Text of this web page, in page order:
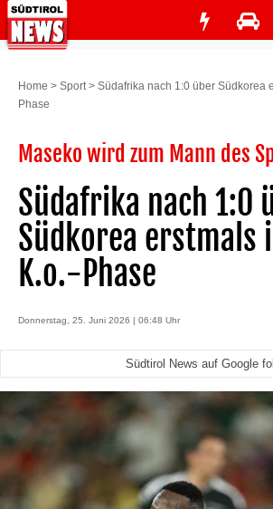
Home > Sport> Südafrika nach 1:0 über Südkorea
Phase
Maseko wird zum Mann des
Südafrika nach 1:0
Südkorea erstmals
K.o.-Phase
Donnerstag, 25. Juni 2026 | 06:48 Uhr
Südtirol News auf Google